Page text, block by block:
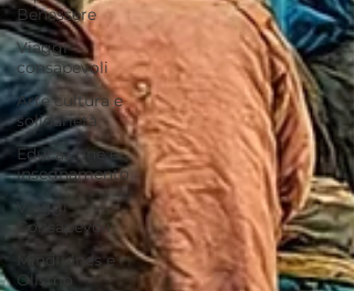
Benessere
Viaggi
consapevoli
Arte cultura e
solidarietà
Educazione e
insegnamento
Viaggi
Consapevoli
Mindfulnes e
Olismo